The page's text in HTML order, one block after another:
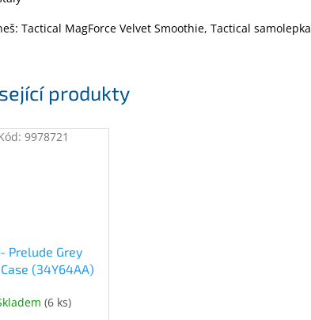
produkty
Prelude Grey
Case (34Y64AA)
(6 ks)
9978721
Tactical MagForce Velvet Smoothie, Tactical samolepka